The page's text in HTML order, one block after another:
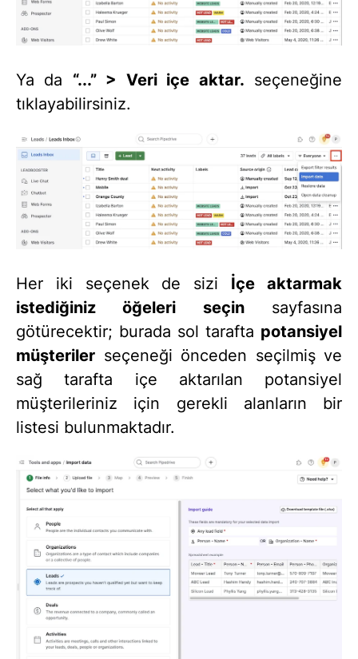
Ya da “...” > Veri içe aktar. seçeneğine
tıklayabilirsiniz.
Her iki seçenek de sizi İçe aktarmak
istediğiniz öğeleri seçinsayfasına
götürecektir; burada sol tarafta potansiyel
müşteriler seçeneği önceden seçilmiş ve
sağ tarafta içe aktarılan potansiyel
müşterileriniz için gerekli alanların bir
listesi bulunmaktadır.